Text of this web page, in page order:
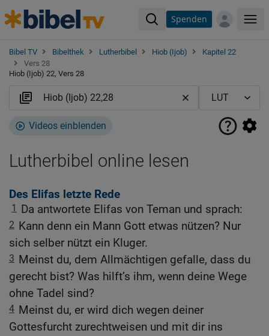
Spenden
Bibel TV Bibelthek Lutherbibel Hiob (Ijob)
Kapitel 22
Vers 28
Hiob (Ijob) 22, Vers 28
Videos einblenden
Lutherbibel online lesen
Des Elifas letzte Rede
1 Da antwortete Elifas von Teman und sprach:
2 Kann denn ein Mann Gott etwas nützen? Nur
sich selber nützt ein Kluger.
3 Meinst du, dem Allmächtigen gefalle, dass du
gerecht bist? Was hilft’s ihm, wenn deine Wege
ohne Tadel sind?
4 Meinst du, er wird dich wegen deiner
Gottesfurcht zurechtweisen und mit dir ins